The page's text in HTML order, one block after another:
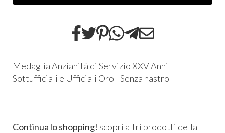
Medaglia Anzianità di Servizio XXV Anni
Sottufficiali e Ufficiali Oro - Senza nastro
Continua lo shopping! scopri altri prodotti della